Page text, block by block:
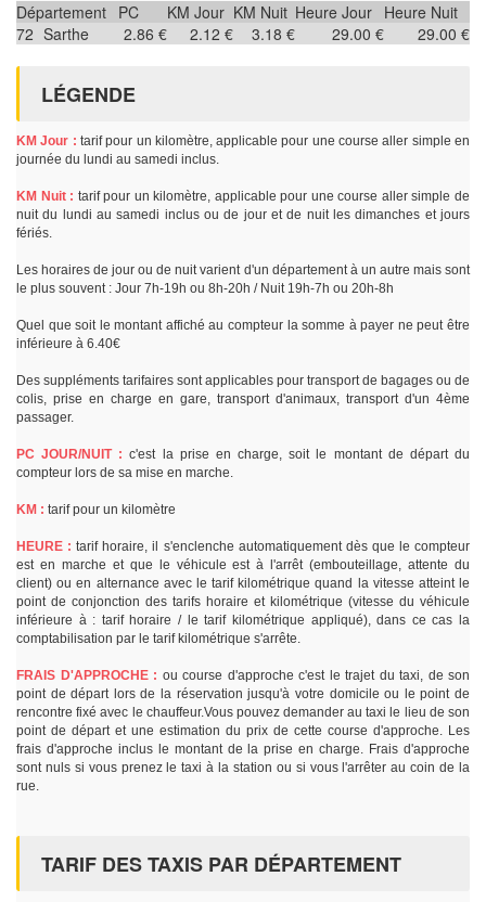
Département PC KM Jour KM Nuit Heure Jour Heure Nuit
72 Sarthe 2.86 € 2.12 € 3.18 € 29.00 € 29.00 €
LÉGENDE
KM Jour : tarif pour un kilomètre, applicable pour une course aller simple en
journée du lundi au samedi inclus.
KM Nuit : tarif pour un kilomètre, applicable pour une course aller simple de
nuit du lundi au samedi inclus ou de jour et de nuit les dimanches et jours
fériés.
Les horaires de jour ou de nuit varient d'un département à un autre mais sont
le plus souvent : Jour 7h-19h ou 8h-20h / Nuit 19h-7h ou 20h-8h
Quel que soit le montant affiché au compteur la somme à payer ne peut être
inférieure à 6.40€
Des suppléments tarifaires sont applicables pour transport de bagages ou de
colis, prise en charge en gare, transport d'animaux, transport d'un 4ème
passager.
PC JOUR/NUIT : c'est la prise en charge, soit le montant de départ du
compteur lors de sa mise en marche.
KM : tarif pour un kilomètre
HEURE : tarif horaire, il s'enclenche automatiquement dès que le compteur
est en marche et que le véhicule est à l'arrêt (embouteillage, attente du
client) ou en alternance avec le tarif kilométrique quand la vitesse atteint le
point de conjonction des tarifs horaire et kilométrique (vitesse du véhicule
inférieure à : tarif horaire / le tarif kilométrique appliqué), dans ce cas la
comptabilisation par le tarif kilométrique s'arrête.
FRAIS D'APPROCHE : ou course d'approche c'est le trajet du taxi, de son
point de départ lors de la réservation jusqu'à votre domicile ou le point de
rencontre fixé avec le chauffeur.Vous pouvez demander au taxi le lieu de son
point de départ et une estimation du prix de cette course d'approche. Les
frais d'approche inclus le montant de la prise en charge. Frais d'approche
sont nuls si vous prenez le taxi à la station ou si vous l'arrêter au coin de la
rue.
TARIF DES TAXIS PAR DÉPARTEMENT